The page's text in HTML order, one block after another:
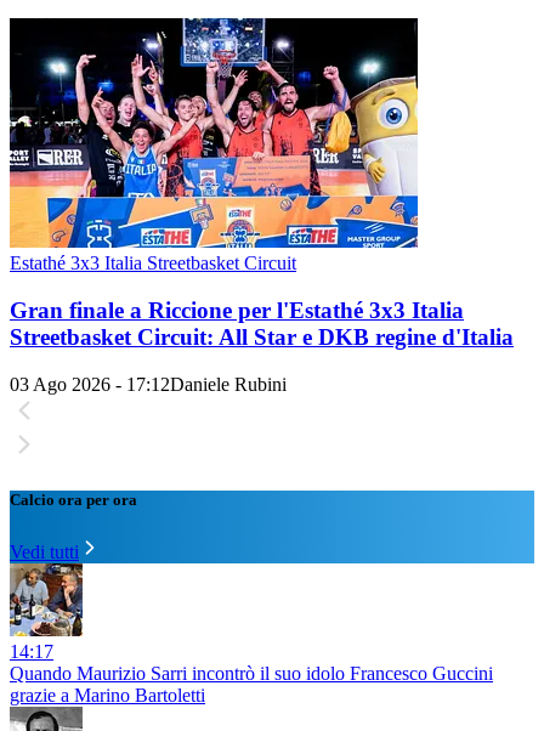
Estathé 3x3 Italia Streetbasket Circuit
Gran finale a Riccione per l'Estathé 3x3 Italia
Streetbasket Circuit: All Star e DKB regine d'Italia
03 Ago 2026 - 17:12Daniele Rubini
Calcio ora per ora
Vedi tutti
14:17
Quando Maurizio Sarri incontrò il suo idolo Francesco Guccini
grazie a Marino Bartoletti